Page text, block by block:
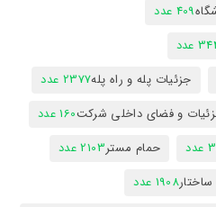
409 عدد
عدد
جزئیات پله و راه پله2377 عدد
و فضای داخلی شرکت160 عدد
حمام مستر2103 عدد
1908 عدد